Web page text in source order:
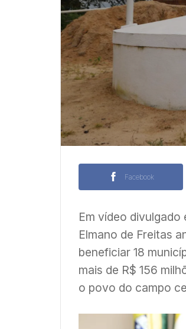
Facebook
Em vídeo
Elmano de Freitas
beneficiar 18
mais de R$ 156
o povo do campo